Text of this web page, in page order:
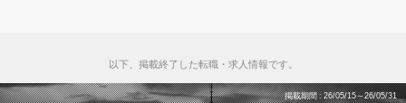
以下、掲載終了した転職・求人情報です。
掲載期間 26/05/15～26/05/31